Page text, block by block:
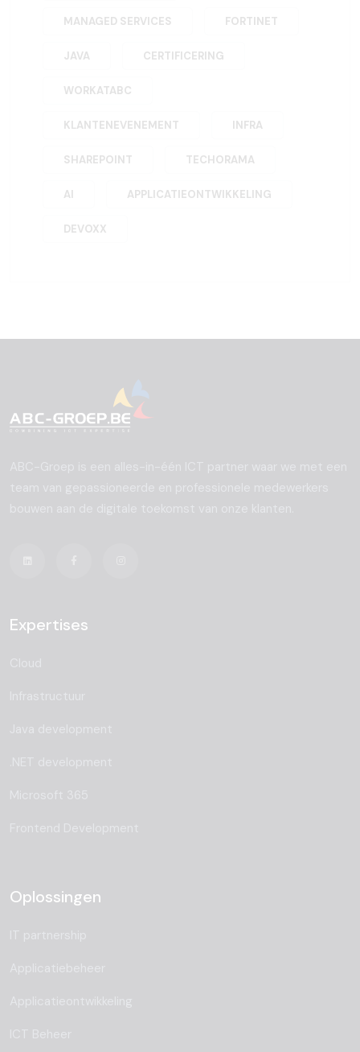
MANAGED SERVICES FORTINET
JAVA CERTIFICERING
WORKATABC
KLANTENEVENEMENT INFRA
SHAREPOINT TECHORAMA
AI APPLICATIEONTWIKKELING
DEVOXX
Expertises
Oplossingen